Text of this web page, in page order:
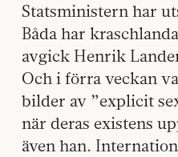
Statsministern har
Båda har
avgick Henrik
Och i förra veckan
bilder av ”explicit
när deras existens
även han.